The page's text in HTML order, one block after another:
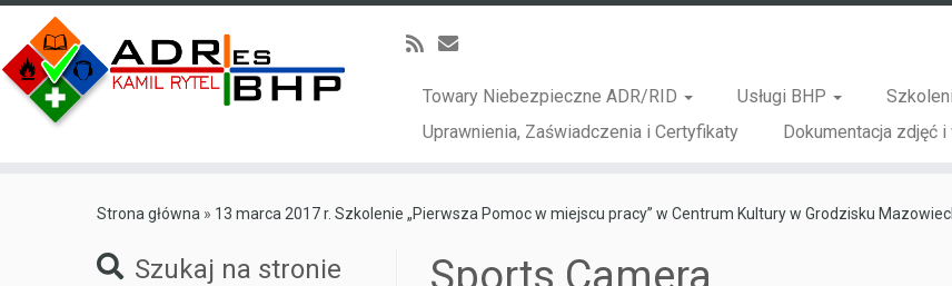
Towary Niebezpieczne ADR/RID Usługi BHP
Uprawnienia, Zaświadczenia i Certyfikaty
Dokumentacja zdjęć
Strona główna » 13 marca 2017 r. Szkolenie „Pierwsza Pomoc w miejscu pracy” w Centrum Kultury w Grodzisku
Szukaj na stronie Sports Camera